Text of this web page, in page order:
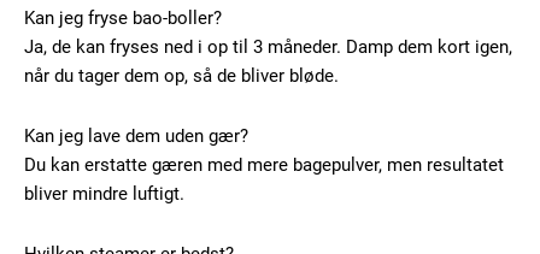
Donec quis est ac felis
Orci varius natoque dolor
YEARLY PRICING
Kan jeg fryse bao-boller?
Ja, de kan fryses ned i op til 3 måneder. Damp dem kort igen,
når du tager dem op, så de bliver bløde.
Kan jeg lave dem uden gær?
Du kan erstatte gæren med mere bagepulver, men resultatet
bliver mindre luftigt.